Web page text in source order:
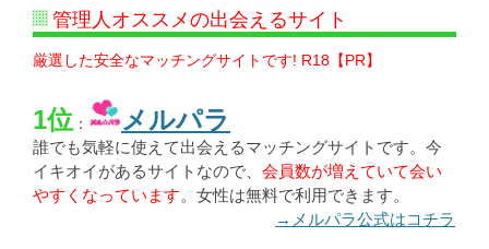
管理人オススメの出会えるサイト
厳選した安全なマッチングサイトです! R18【PR】
1位 ： メルパラ
誰でも気軽に使えて出会えるマッチングサイトです。今
イキオイがあるサイトなので、 会員数が増えていて会い
やすくなっています。女性は無料で利用できます。
→メルパラ公式はコチラ